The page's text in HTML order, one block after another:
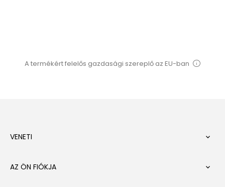
A termékért felelős gazdasági szereplő az EU-ban
VENETI 
AZ ÖN FIÓKJA 